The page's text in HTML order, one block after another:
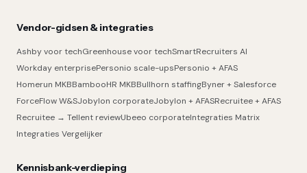
Vendor-gidsen & integraties
Ashby voor techGreenhouse voor techSmartRecruiters AI
Workday enterprisePersonio scale-upsPersonio + AFAS
Homerun MKBBambooHR MKBBullhorn staffingByner + Salesforce
ForceFlow W&SJobylon corporateJobylon + AFASRecruitee + AFAS
Recruitee → Tellent reviewUbeeo corporateIntegraties Matrix
Integraties Vergelijker
Kennisbank-verdieping